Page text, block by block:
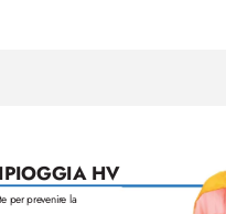
per prevenire la
HV